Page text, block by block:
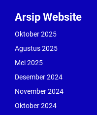
Arsip Website
Oktober 2025
Agustus 2025
Mei 2025
Desember 2024
November 2024
Oktober 2024